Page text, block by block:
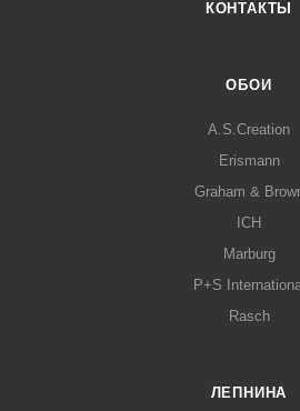
КОНТАКТЫ
ОБОИ
A.S.Creation
Erismann
Graham &
ICH
Marburg
P+S
Rasch
ЛЕПНИНА